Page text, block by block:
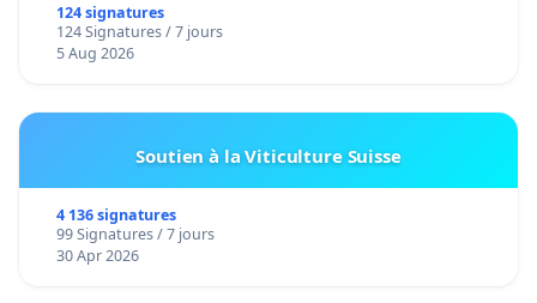
124 signatures
124 Signatures / 7 jours
5 Aug 2026
Soutien à la Viticulture Suisse
4 136 signatures
99 Signatures / 7 jours
30 Apr 2026